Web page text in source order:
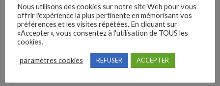
Nos solutions entreprises
Découvrez nos partenaires ! Moteurs de recherches,
multidiffuseurs, sites payant… nombreux sont nos
Nous utilisons des cookies sur notre site Web pour vous
offrir l'expérience la plus pertinente en mémorisant vos
préférences et les visites répétées. En cliquant sur
«Accepter», vous consentez à l'utilisation de TOUS les
cookies.
paramètres cookies REFUSER ACCEPTER